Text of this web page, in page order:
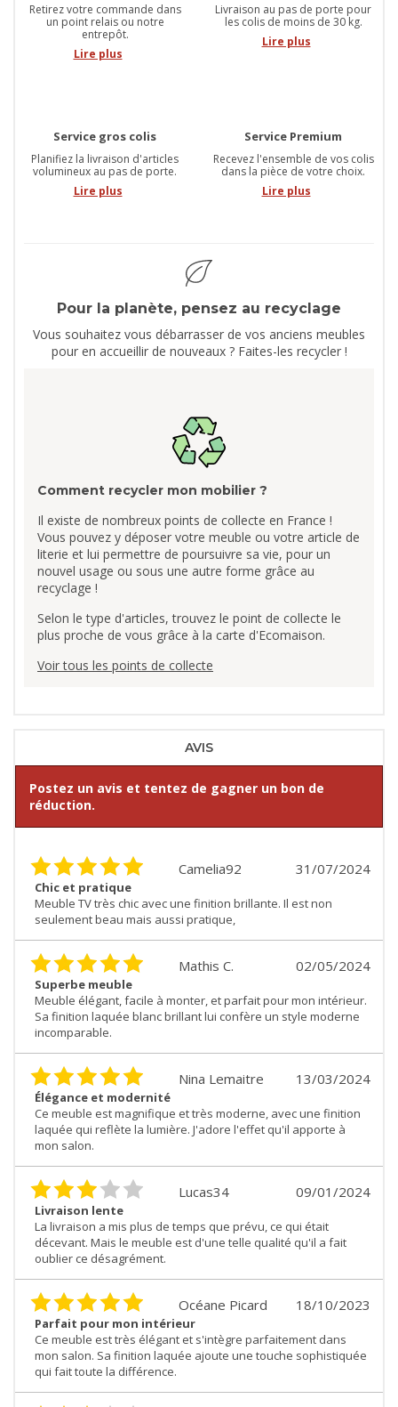
Retirez votre commande dans
un point relais ou notre
entrepôt.
Lire plus
Livraison au pas de porte pour
les colis de moins de 30 kg.
Lire plus
Service gros colis
Planifiez la livraison d'articles
volumineux au pas de porte.
Lire plus
Service Premium
Recevez l'ensemble de vos colis
dans la pièce de votre choix.
Lire plus
Pour la planète, pensez au recyclage
Vous souhaitez vous débarrasser de vos anciens meubles
pour en accueillir de nouveaux ? Faites-les recycler !
Comment recycler mon mobilier ?
Il existe de nombreux points de collecte en France !
Vous pouvez y déposer votre meuble ou votre article de
literie et lui permettre de poursuivre sa vie, pour un
nouvel usage ou sous une autre forme grâce au
recyclage !
Selon le type d'articles, trouvez le point de collecte le
plus proche de vous grâce à la carte d'Ecomaison.
Voir tous les points de collecte
AVIS
Postez un avis et tentez de gagner un bon de
réduction.
31/07/2024
Camelia92
Chic et pratique
Meuble TV très chic avec une finition brillante. Il est non
seulement beau mais aussi pratique,
02/05/2024
Mathis C.
Superbe meuble
Meuble élégant, facile à monter, et parfait pour mon intérieur.
Sa finition laquée blanc brillant lui confère un style moderne
incomparable.
13/03/2024
Nina Lemaitre
Élégance et modernité
Ce meuble est magnifique et très moderne, avec une finition
laquée qui reflète la lumière. J'adore l'effet qu'il apporte à
mon salon.
09/01/2024
Lucas34
Livraison lente
La livraison a mis plus de temps que prévu, ce qui était
décevant. Mais le meuble est d'une telle qualité qu'il a fait
oublier ce désagrément.
18/10/2023
Océane Picard
Parfait pour mon intérieur
Ce meuble est très élégant et s'intègre parfaitement dans
mon salon. Sa finition laquée ajoute une touche sophistiquée
qui fait toute la différence.